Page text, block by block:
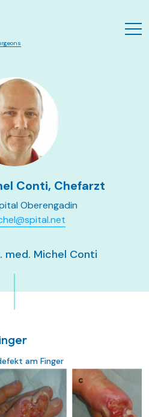
Conti, Chefarzt
Oberengadin
med. Michel Conti
am Finger